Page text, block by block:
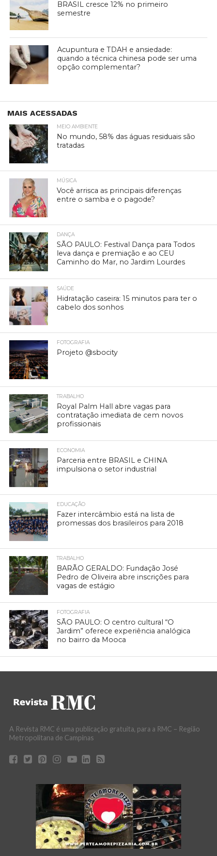
BRASIL cresce 12% no primeiro
semestre
Acupuntura e TDAH e ansiedade:
quando a técnica chinesa pode ser uma
opção complementar?
MAIS ACESSADAS
MEIO AMBIENTE
No mundo, 58% das águas residuais são
tratadas
MÚSICA
Você arrisca as principais diferenças
entre o samba e o pagode?
DANÇA
SÃO PAULO: Festival Dança para Todos
leva dança e premiação e ao CEU
Caminho do Mar, no Jardim Lourdes
SAÚDE
Hidratação caseira: 15 minutos para ter o
cabelo dos sonhos
FOTOGRAFIA
Projeto @sbocity
TRABALHO
Royal Palm Hall abre vagas para
contratação imediata de cem novos
profissionais
ECONOMIA
Parceria entre BRASIL e CHINA
impulsiona o setor industrial
EDUCAÇÃO
Fazer intercâmbio está na lista de
promessas dos brasileiros para 2018
TRABALHO
BARÃO GERALDO: Fundação José
Pedro de Oliveira abre inscrições para
vagas de estágio
FOTOGRAFIA
SÃO PAULO: O centro cultural “O
Jardim” oferece experiência analógica
no bairro da Mooca
A Revista RMC é uma publicação gratuita, para a RMC – Região
Metropolitana de Campinas